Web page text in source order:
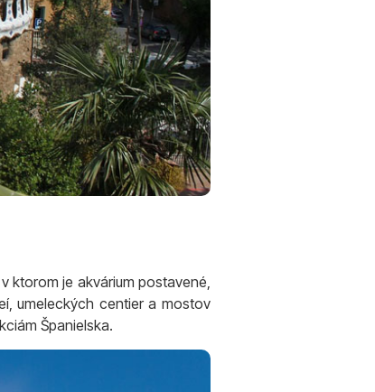
ktorom je akvárium postavené,
umeleckých centier a mostov
Španielska.